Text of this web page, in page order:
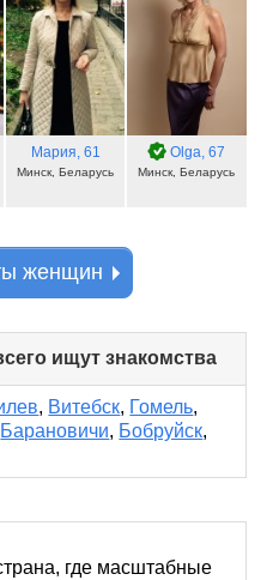
Мария, 61
Минск, Беларусь
Olga, 67
Минск, Беларусь
женщин
ищут знакомства
to
, Витебск, Гомель,
Барановичи, Бобруйск,
где масштабные